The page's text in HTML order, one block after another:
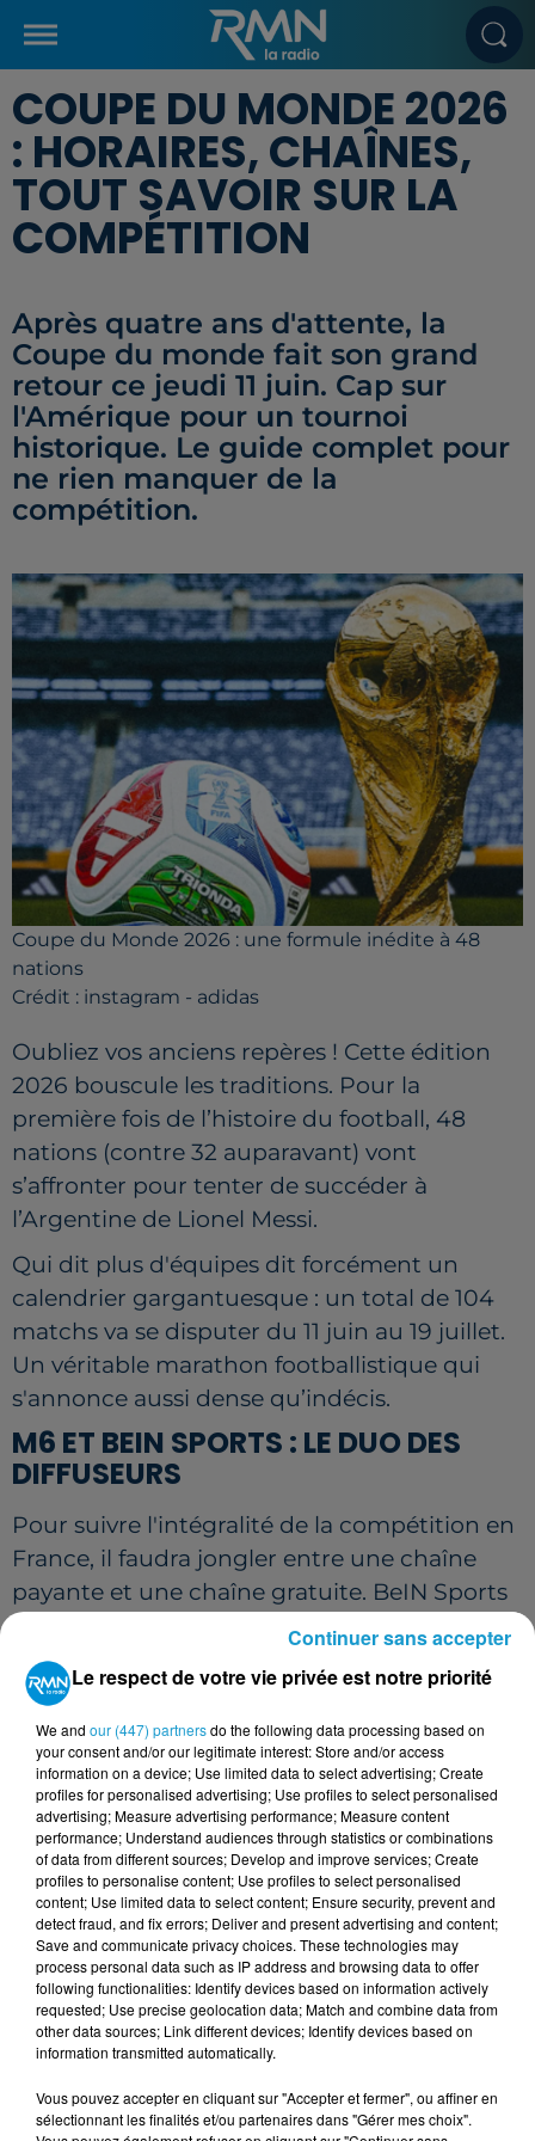
COUPE DU MONDE 2026
: HORAIRES, CHAÎNES,
TOUT SAVOIR SUR LA
COMPÉTITION
Après quatre ans d'attente, la
Coupe du monde fait son grand
retour ce jeudi 11 juin. Cap sur
l'Amérique pour un tournoi
historique. Le guide complet pour
ne rien manquer de la
compétition.
Coupe du Monde 2026 : une formule inédite à 48
nations
Crédit : instagram - adidas
Oubliez vos anciens repères ! Cette édition
2026 bouscule les traditions. Pour la
première fois de l’histoire du football, 48
nations (contre 32 auparavant) vont
s’affronter pour tenter de succéder à
l’Argentine de Lionel Messi.
Qui dit plus d'équipes dit forcément un
calendrier gargantuesque : un total de 104
matchs va se disputer du 11 juin au 19 juillet.
Un véritable marathon footballistique qui
s'annonce aussi dense qu’indécis.
M6 ET BEIN SPORTS : LE DUO DES
DIFFUSEURS
Pour suivre l'intégralité de la compétition en
France, il faudra jongler entre une chaîne
payante et une chaîne gratuite. BeIN Sports
(100 % de la compétition) : Le diffuseur
franco-qatarien est le seul à retransmettre
l’intégralité des 104 rencontres.
M6 (54 matchs en clair) : Le groupe M6
frappe un grand coup en proposant plus de
la moitié du tournoi gratuitement, sur sa
chaîne principale et sa plateforme de
streaming M6+. Au programme : 34 matchs
de poule, l’intégralité des matchs de l’équipe
de France, les deux demi-finales, la petite
finale et l'affiche tant attendue du 19 juillet.
LES GRANDS RENDEZ-VOUS DU
PREMIER TOUR (HEURE FRANÇAISE)
Décalage horaire avec l'Amérique du Nord
oblige, certaines rencontres se joueront tard
Le respect de votre vie privée est notre priorité
We and our (447) partnersdo the following data processing based on
your consent and/or our legitimate interest: Store and/or access
information on a device; Use limited data to select advertising; Create
profiles for personalised advertising; Use profiles to select personalised
advertising; Measure advertising performance; Measure content
performance; Understand audiences through statistics or combinations
of data from different sources; Develop and improve services; Create
profiles to personalise content; Use profiles to select personalised
content; Use limited data to select content; Ensure security, prevent and
detect fraud, and fix errors; Deliver and present advertising and content;
Save and communicate privacy choices. These technologies may
process personal data such as IP address and browsing data to offer
following functionalities: Identify devices based on information actively
requested; Use precise geolocation data; Match and combine data from
other data sources; Link different devices; Identify devices based on
information transmitted automatically.
Vous pouvez accepter en cliquant sur "Accepter et fermer", ou affiner en
sélectionnant les finalités et/ou partenaires dans "Gérer mes choix".
Continuer sans accepter